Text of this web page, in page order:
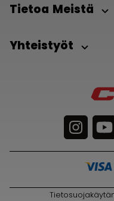
Tietoa Meistä
Yhteistyöt